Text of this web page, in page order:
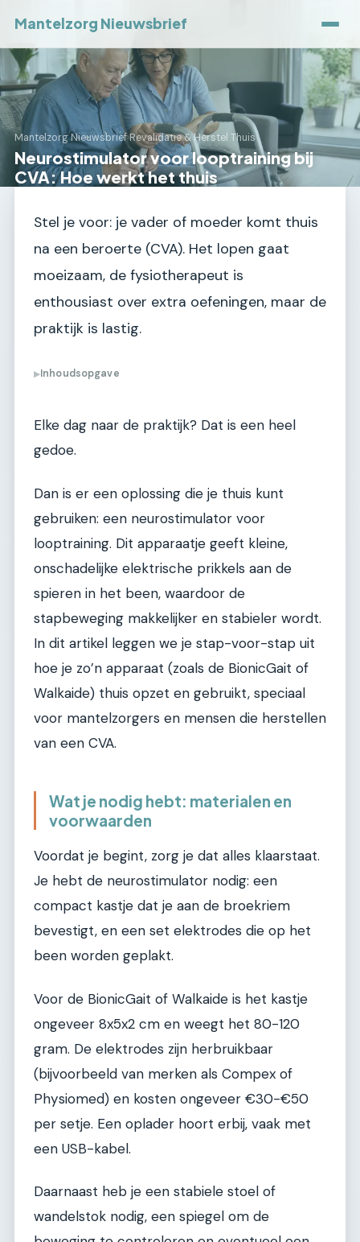
Mantelzorg Nieuwsbrief
Mantelzorg Nieuwsbrief›Revalidatie & Herstel Thuis
Neurostimulator voor looptraining bij
CVA: Hoe werkt het thuis
Stel je voor: je vader of moeder komt thuis
na een beroerte (CVA). Het lopen gaat
moeizaam, de fysiotherapeut is
enthousiast over extra oefeningen, maar de
praktijk is lastig.
▶Inhoudsopgave
Elke dag naar de praktijk? Dat is een heel
gedoe.
Dan is er een oplossing die je thuis kunt
gebruiken: een neurostimulator voor
looptraining. Dit apparaatje geeft kleine,
onschadelijke elektrische prikkels aan de
spieren in het been, waardoor de
stapbeweging makkelijker en stabieler wordt.
In dit artikel leggen we je stap-voor-stap uit
hoe je zo’n apparaat (zoals de BionicGait of
Walkaide) thuis opzet en gebruikt, speciaal
voor mantelzorgers en mensen die herstellen
van een CVA.
Wat je nodig hebt: materialen en
voorwaarden
Voordat je begint, zorg je dat alles klaarstaat.
Je hebt de neurostimulator nodig: een
compact kastje dat je aan de broekriem
bevestigt, en een set elektrodes die op het
been worden geplakt.
Voor de BionicGait of Walkaide is het kastje
ongeveer 8x5x2 cm en weegt het 80-120
gram. De elektrodes zijn herbruikbaar
(bijvoorbeeld van merken als Compex of
Physiomed) en kosten ongeveer €30-€50
per setje. Een oplader hoort erbij, vaak met
een USB-kabel.
Daarnaast heb je een stabiele stoel of
wandelstok nodig, een spiegel om de